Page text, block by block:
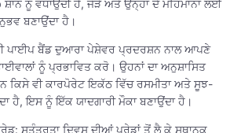
ਸ਼ਾਨ ਨੂੰ ਵਧਾਉਂਦੀ ਹੈ, ਜੋੜੇ ਅਤੇ ਉਨ੍ਹਾਂ ਦੇ ਮਹਿਮਾਨਾਂ ਲਈ
ਬਣਾਉਂਦਾ ਹੈ।
ਪਾਈਪ ਬੈਂਡ ਦੁਆਰਾ ਪੇਸ਼ੇਵਰ ਪ੍ਰਦਰਸ਼ਨ ਨਾਲ ਆਪਣੇ
ਨੂੰ ਪ੍ਰਭਾਵਿਤ ਕਰੋ। ਉਹਨਾਂ ਦਾ ਅਨੁਸ਼ਾਸਿਤ
ਕਿਸੇ ਵੀ ਕਾਰਪੋਰੇਟ ਇਕੱਠ ਵਿੱਚ ਰਸਮੀਤਾ ਅਤੇ ਸੂਝ-
ਹੈ, ਇਸ ਨੂੰ ਇੱਕ ਯਾਦਗਾਰੀ ਮੌਕਾ ਬਣਾਉਂਦਾ ਹੈ।
ਸੁਤੰਤਰਤਾ ਦਿਵਸ ਦੀਆਂ ਪਰੇਡਾਂ ਤੋਂ ਲੈ ਕੇ ਸਥਾਨਕ